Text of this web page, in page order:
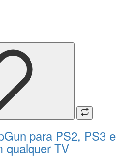
para PS2, PS3 e
qualquer TV